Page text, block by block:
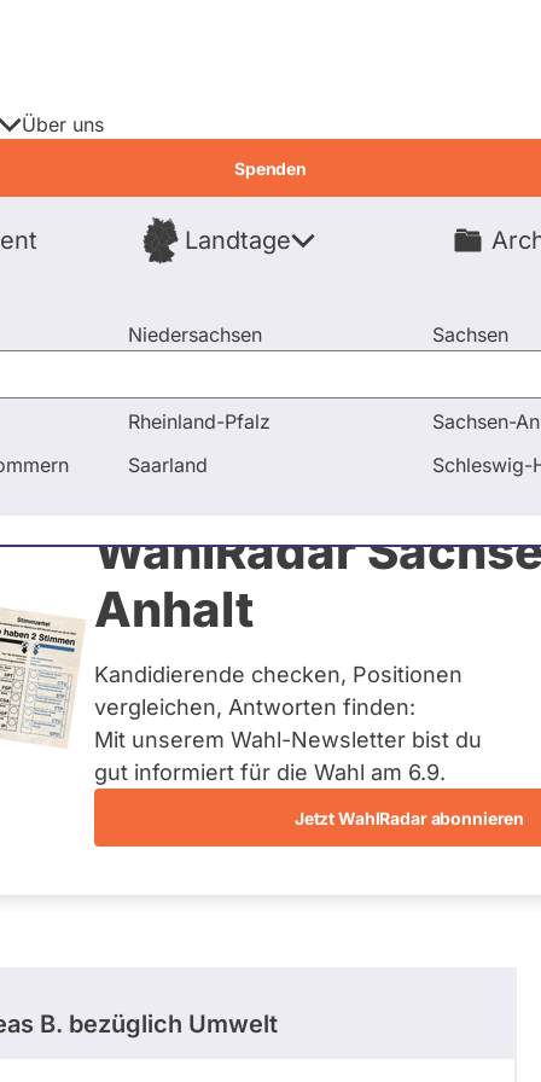
Landtage
Niedersachsen
Rheinland-Pfalz
Saarland
Sachsen
Sachsen-
Schleswig-
Über uns
Spenden
WahlRadar
Anhalt
Kandidierende checken, Positionen
vergleichen, Antworten finden:
Mit unserem Wahl-Newsletter bist du
gut informiert für die Wahl am 6.9.
Jetzt WahlRadar abonnieren
Haustein
und kein zukünftiges
auf Landes-, Bundes-
über eine
erfasst.
B. bezüglich Umwelt